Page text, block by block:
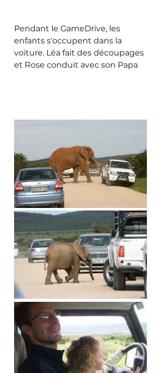
Pendant le GameDrive, les
enfants s'occupent dans la
voiture. Léa fait des découpages
et Rose conduit avec son Papa